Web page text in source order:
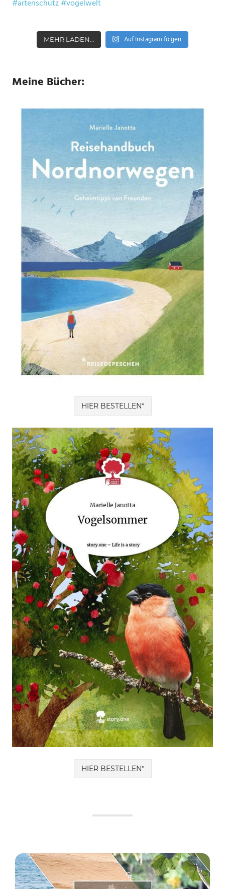
MEHR LADEN… Auf Instagram folgen
Meine Bücher:
HIER BESTELLEN*
HIER BESTELLEN*